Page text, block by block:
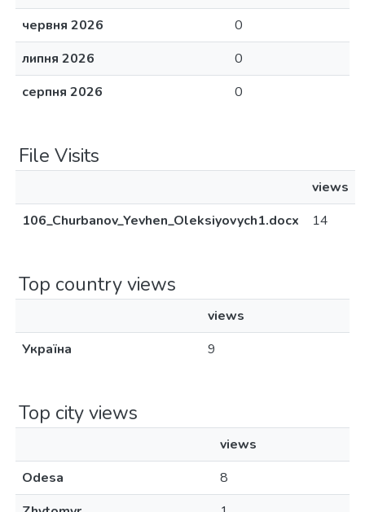
червня 2026
0
липня 2026
0
серпня 2026
0
File Visits
views
106_Churbanov_Yevhen_Oleksiyovych1.docx
14
Top country views
views
Україна
9
Top city views
views
Odesa
8